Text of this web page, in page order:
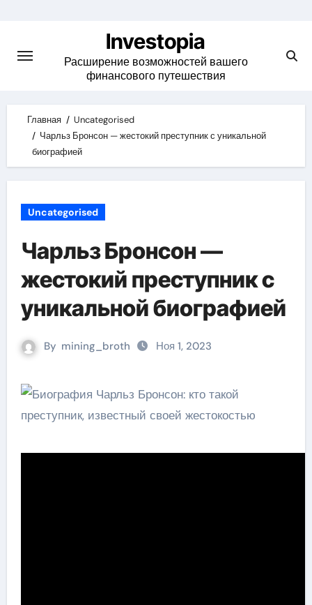
content
Investopia
Расширение возможностей вашего
финансового путешествия
Главная
Uncategorised
Чарльз Бронсон — жестокий преступник с уникальной
биографией
Uncategorised
Чарльз Бронсон —
жестокий преступник с
уникальной биографией
By mining_broth Ноя 1, 2023